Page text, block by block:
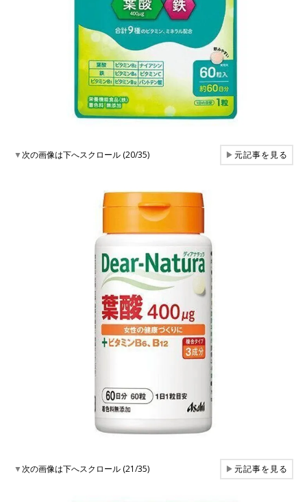
▼次の画像は下へスクロール (20/35) ▶元記事を見る
▼次の画像は下へスクロール (21/35) ▶元記事を見る